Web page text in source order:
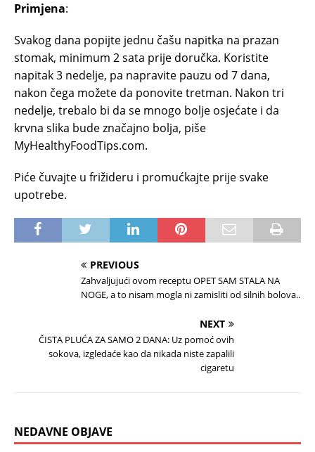
Primjena:
Svakog dana popijte jednu čašu napitka na prazan
stomak, minimum 2 sata prije doručka. Koristite
napitak 3 nedelje, pa napravite pauzu od 7 dana,
nakon čega možete da ponovite tretman. Nakon tri
nedelje, trebalo bi da se mnogo bolje osjećate i da
krvna slika bude značajno bolja, piše
MyHealthyFoodTips.com.
Piće čuvajte u frižideru i promućkajte prije svake
upotrebe.
PREVIOUS
Zahvaljujući ovom receptu OPET SAM STALA NA
NOGE, a to nisam mogla ni zamisliti od silnih bolova..
NEXT
ČISTA PLUĆA ZA SAMO 2 DANA: Uz pomoć ovih
sokova, izgledaće kao da nikada niste zapalili
cigaretu
NEDAVNE OBJAVE